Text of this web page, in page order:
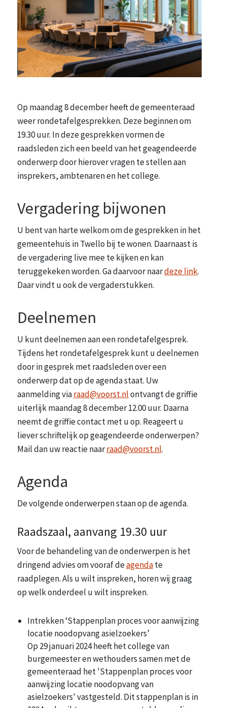
Op maandag 8 december heeft de gemeenteraad
weer rondetafelgesprekken. Deze beginnen om
19.30 uur. In deze gesprekken vormen de
raadsleden zich een beeld van het geagendeerde
onderwerp door hierover vragen te stellen aan
insprekers, ambtenaren en het college.
Vergadering bijwonen
U bent van harte welkom om de gesprekken in het
gemeentehuis in Twello bij te wonen. Daarnaast is
de vergadering live mee te kijken en kan
teruggekeken worden. Ga daarvoor naardeze link.
Daar vindt u ook de vergaderstukken.
Deelnemen
U kunt deelnemen aan een rondetafelgesprek.
Tijdens het rondetafelgesprek kunt u deelnemen
door in gesprek met raadsleden over een
onderwerp dat op de agenda staat. Uw
aanmelding viaraad@voorst.nlontvangt de griffie
uiterlijk maandag 8 december 12.00 uur. Daarna
neemt de griffie contact met u op. Reageert u
liever schriftelijk op geagendeerde onderwerpen?
Mail dan uw reactie naarraad@voorst.nl.
Agenda
De volgende onderwerpen staan op de agenda.
Raadszaal, aanvang 19.30 uur
Voor de behandeling van de onderwerpen is het
dringend advies om vooraf deagendate
raadplegen. Als u wilt inspreken, horen wij graag
op welk onderdeel u wilt inspreken.
Intrekken ‘Stappenplan proces voor aanwijzing
locatie noodopvang asielzoekers’
Op 29 januari 2024 heeft het college van
burgemeester en wethouders samen met de
gemeenteraad het 'Stappenplan proces voor
aanwijzing locatie noodopvang van
asielzoekers' vastgesteld. Dit stappenplan is in